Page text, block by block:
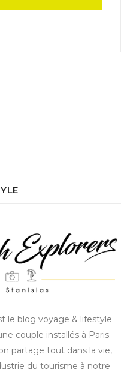
le blog voyage & lifestyle
couple installés à Paris.
partage tout dans la vie,
du tourisme à notre